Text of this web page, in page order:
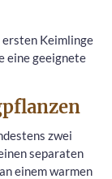
ersten Keimlinge
eine geeignete
zwei
separaten
einem warmen